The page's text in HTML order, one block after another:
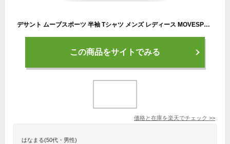
デサント ムーブスポーツ 半袖 Tシャツ メンズ レディース MOVESPORT by DESCENTE 半袖プラクティスシャツ ユニセックス バレーボール スポーツTシャツ 吸汗速乾 半そで ロゴT トップス スポーツウェア 練習着 男女兼用 服 ブランド 石川祐希選手/SV6SHT04U
この商品をサイトでみる
価格と在庫を楽天でチェック >>
はなまる(50代・男性)